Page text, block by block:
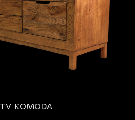
TV KOMODA